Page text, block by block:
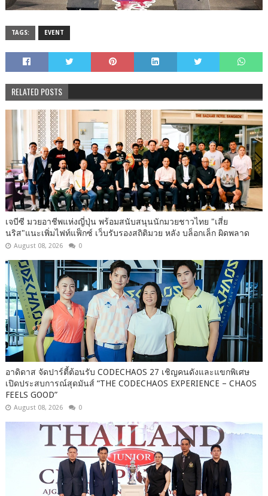
TAGS: EVENT
RELATED POSTS
เจบีซี มวยอาชีพแห่งญี่ปุ่น พร้อมสนับสนุนนักมวยชาวไทย "เสี่ย
นริส"แนะเพิ่มไฟท์แฟ็กซ์ เว็บรับรองสถิติมวย หลัง บล็อกเล็ก ผิดพลาด
August 08, 2026 0
อาดิดาส จัดปาร์ตี้ต้อนรับ CODECHAOS 27 เชิญคนดังและแขกพิเศษ
เปิดประสบการณ์สุดมันส์ “THE CODECHAOS EXPERIENCE – CHAOS
FEELS GOOD”
August 08, 2026 0